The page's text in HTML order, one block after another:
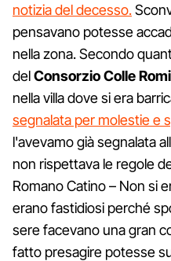
notizia del decesso.
pensavano potesse
nella zona. Secondo
delConsorzio Colle
nella villa dove si era
segnalata per molestie e
l'avevamo già segnalata
non rispettava le regole
Romano Catino – Non si
erano fastidiosi perché
sere facevano una gran
fatto presagire potesse